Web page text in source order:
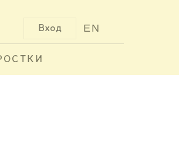
EN
Вход